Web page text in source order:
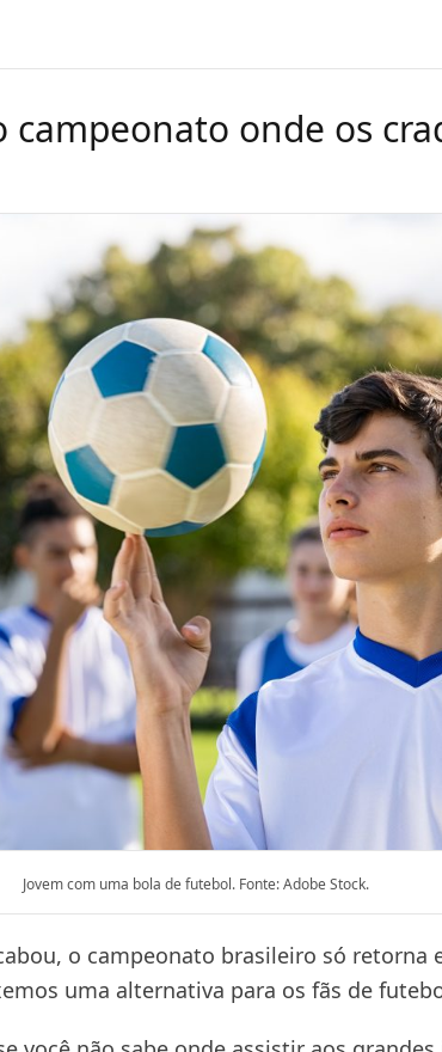
campeonato onde os
Jovem com uma bola de futebol. Fonte: Adobe Stock.
o campeonato brasileiro só retorna
uma alternativa para os fãs de